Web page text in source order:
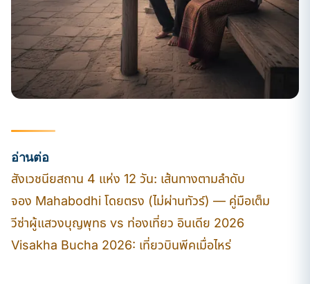
อ่านต่อ
สังเวชนียสถาน 4 แห่ง 12 วัน: เส้นทางตามลำดับ
จอง Mahabodhi โดยตรง (ไม่ผ่านทัวร์) — คู่มือเต็ม
วีซ่าผู้แสวงบุญพุทธ vs ท่องเที่ยว อินเดีย 2026
Visakha Bucha 2026: เที่ยวบินพีคเมื่อไหร่